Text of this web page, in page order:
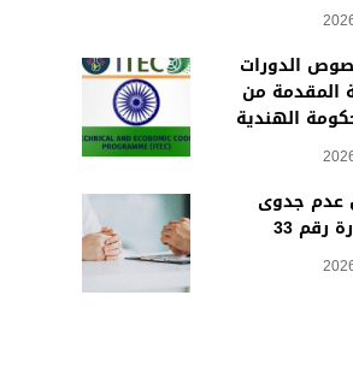
الدورات
المقدمة من
الهندية
عدم جدوى
رقم 33